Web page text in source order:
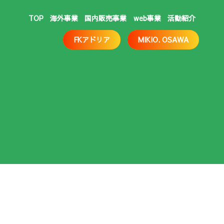
TOP 海外事業 国内販売事業 web事業 活動紹介
FKアドリア MIKIO. OSAWA